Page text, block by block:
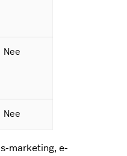
Nee
Nee
marketing, e-